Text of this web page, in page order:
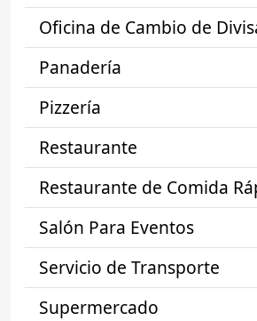
Oficina de Cambio de
Panadería
Pizzería
Restaurante
Restaurante de Comida
Salón Para Eventos
Servicio de Transporte
Supermercado